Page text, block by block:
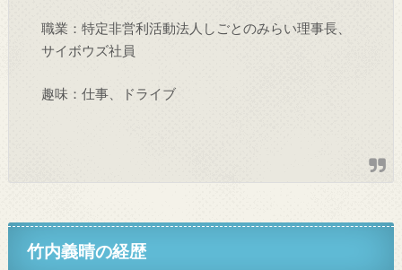
職業：特定非営利活動法人しごとのみらい理事長、
サイボウズ社員
趣味：仕事、ドライブ
竹内義晴の経歴